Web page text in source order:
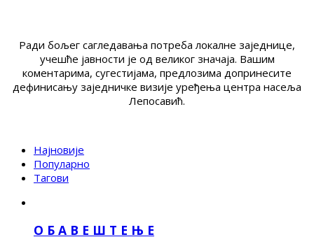
Ради бољег сагледавања потреба локалне заједнице,
учешће јавности је од великог значаја. Вашим
коментарима, сугестијама, предлозима допринесите
дефинисању заједничке визије уређења центра насеља
Лепосавић.
Најновије
Популарно
Тагови
О Б А В Е Ш Т Е Њ Е